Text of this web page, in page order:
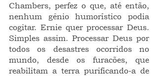
Chambers, perfez o que, até então,
nenhum gênio humorístico podia
cogitar. Ernie quer processar Deus.
Simples assim. Processar Deus por
todos os desastres ocorridos no
mundo, desde os furacões, que
reabilitam a terra purificando-a de